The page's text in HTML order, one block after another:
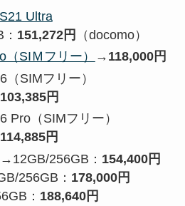
Ultra
151,272円
（docomo）
SIＭフリー）
→ 118,000円
SIMフリー）
103,385円
Pro（SIMフリー）
114,885円
→12GB/256GB： 154,400円
256GB： 178,000円
： 188,640円